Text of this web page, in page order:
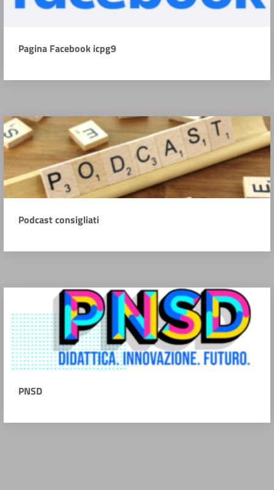
Pagina Facebook icpg9
Podcast consigliati
PNSD